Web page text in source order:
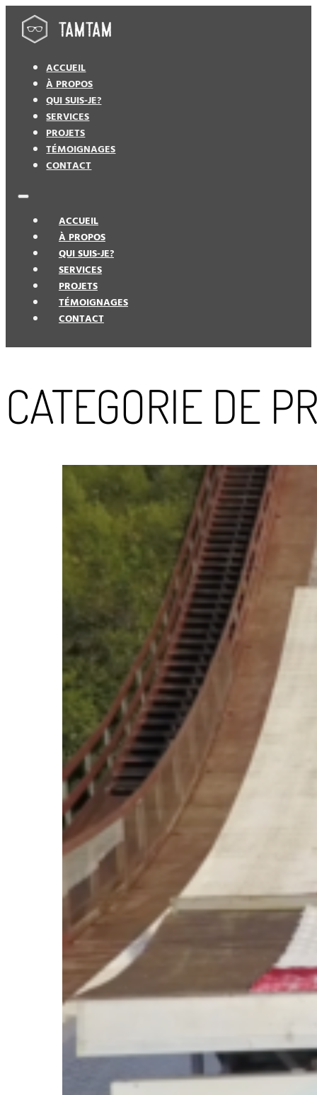
ACCUEIL
À PROPOS
QUI SUIS-JE?
SERVICES
PROJETS
TÉMOIGNAGES
CONTACT
ACCUEIL
À PROPOS
QUI SUIS-JE?
SERVICES
PROJETS
TÉMOIGNAGES
CONTACT
CATEGORIE DE